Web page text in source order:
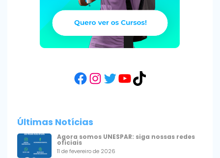
Facebook
Instagram
Twitter
YouTube
TikTok
Últimas Notícias
Agora somos UNESPAR: siga nossas redes
oficiais
11 de fevereiro de 2026